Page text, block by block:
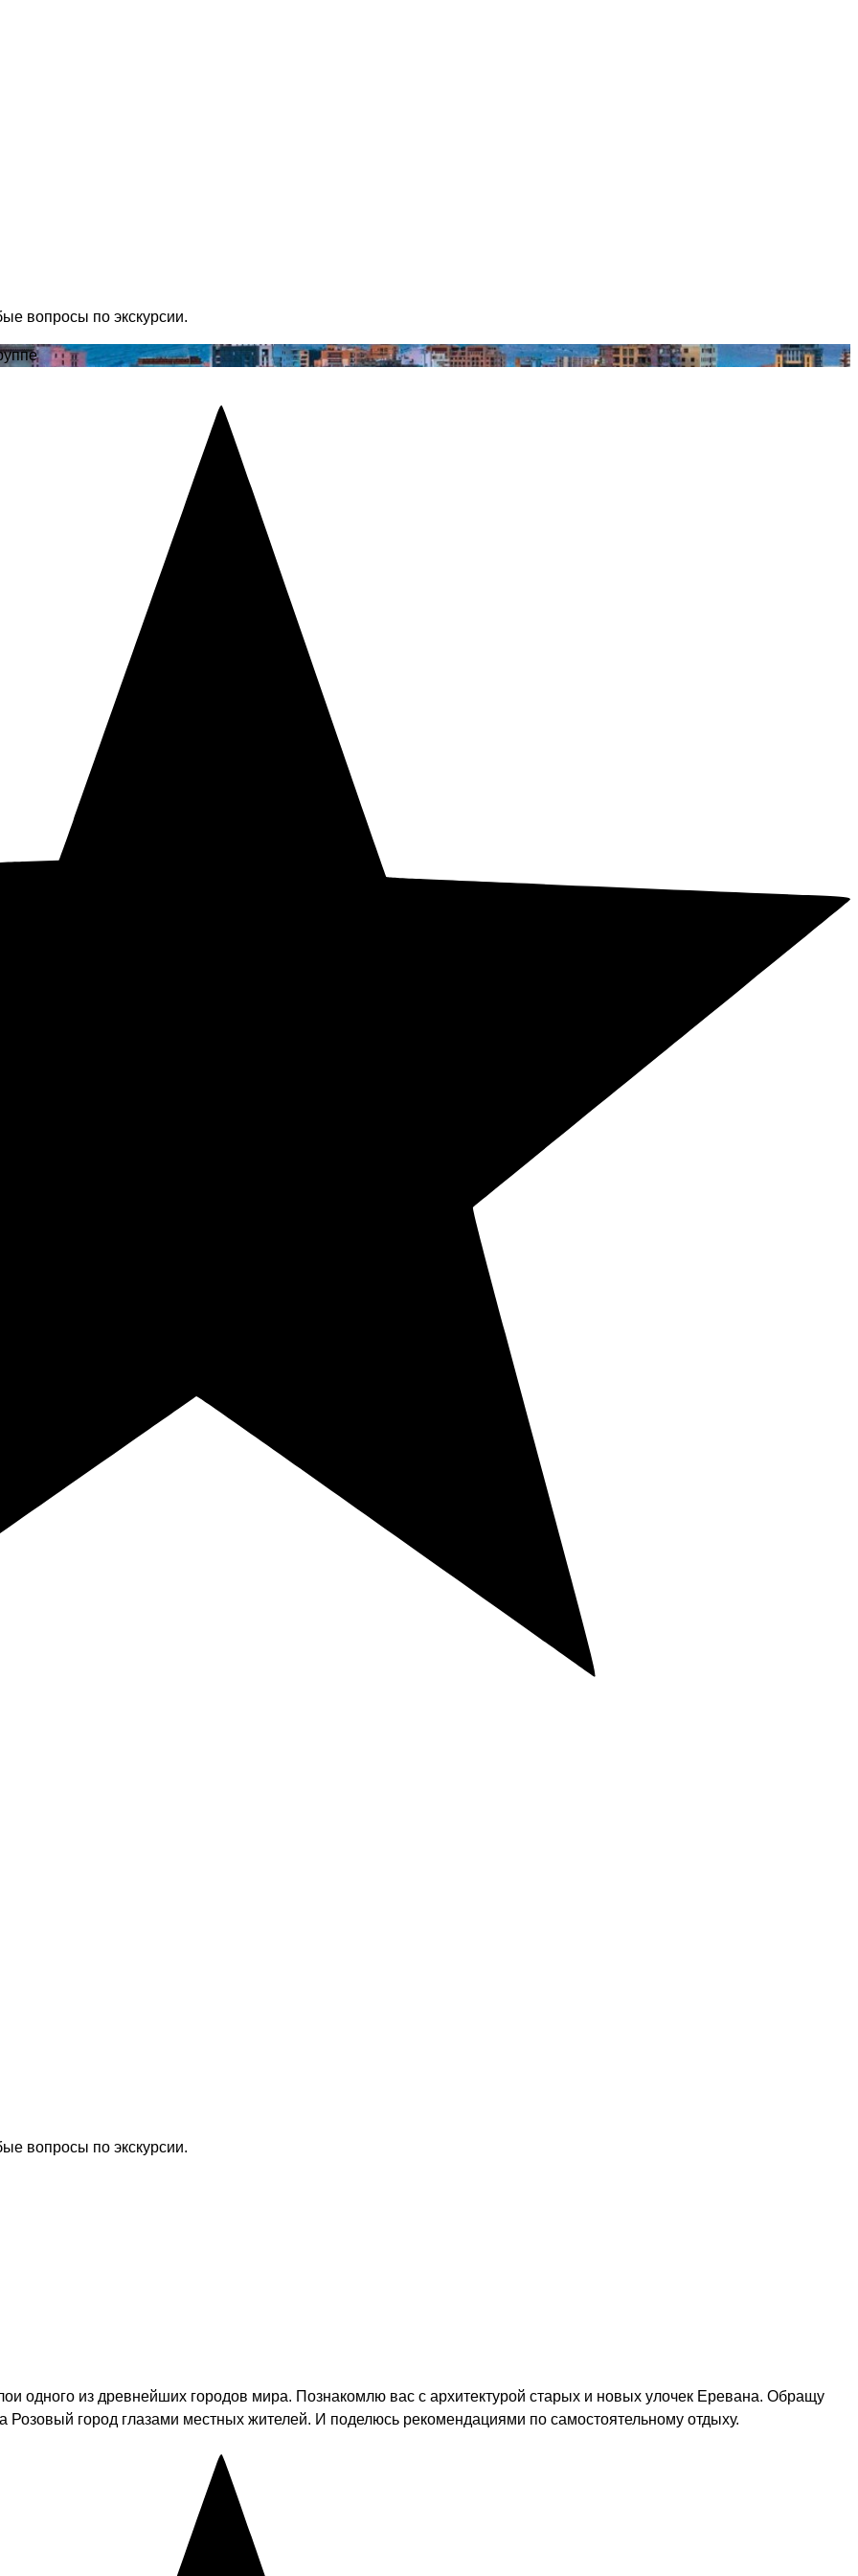
вопросы по экскурсии.
вопросы по экскурсии.
одного из древнейших городов мира. Познакомлю вас с архитектурой старых и новых улочек Еревана. Обращу
город глазами местных жителей. И поделюсь рекомендациями по самостоятельному отдыху.